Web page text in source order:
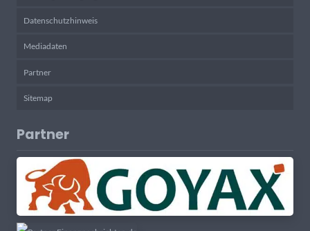
Datenschutzhinweis
Mediadaten
Partner
Sitemap
Partner